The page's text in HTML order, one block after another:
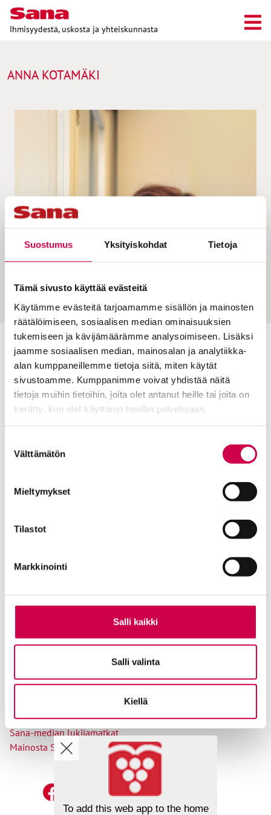
Suostumus Yksityiskohdat Tietoja
Tämä sivusto käyttää evästeitä
Käytämme evästeitä tarjoamamme sisällön ja mainosten
räätälöimiseen, sosiaalisen median ominaisuuksien
tukemiseen ja kävijämäärämme analysoimiseen. Lisäksi
jaamme sosiaalisen median, mainosalan ja analytiikka-
alan kumppaneillemme tietoja siitä, miten käytät
sivustoamme. Kumppanimme voivat yhdistää näitä
tietoja muihin tietoihin, joita olet antanut heille tai joita on
kerätty, kun olet käyttänyt heidän palvelujaan.
valinta
Välttämätön
Mieltymykset
Tilastot
Markkinointi
Salli kaikki
Salli valinta
Kiellä
Ihmisyydestä, uskosta ja yhteiskunnasta
ANNA KOTAMÄKI
IHMISTEN TARINAT | 09.11.2022
Hometalo oli viedä Anna Kotamäen rahat ja
terveyden
Toimitus
Yhteystiedot
Postiosoite
PL 48, 08101 LOHJA
Sana-lehden kampanjat
Tilausehdot
Osoitteenmuutokset
Ole meihin yhteydessä
Lähetä juttuvinkki
Suosittele Sanaa
Sana-median lukijamatkat
Mainosta Sana-mediassa
To add this web app to the home